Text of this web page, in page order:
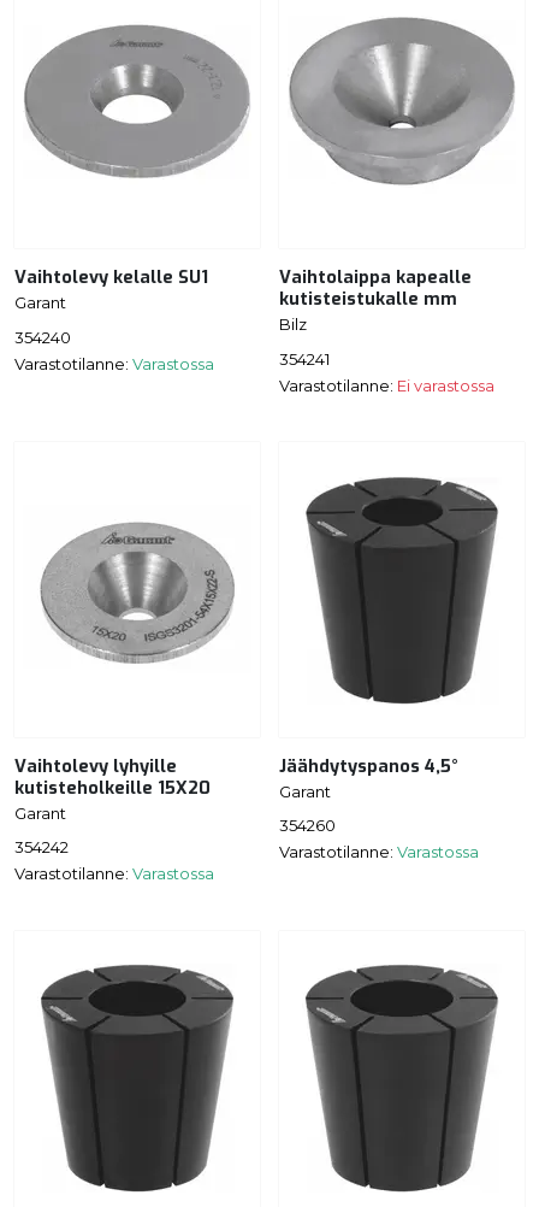
Vaihtolevy kelalle SU1
Garant
354240
Varastotilanne: Varastossa
Vaihtolaippa kapealle
kutisteistukalle mm
Bilz
354241
Varastotilanne: Ei varastossa
Vaihtolevy lyhyille
kutisteholkeille 15X20
Garant
354242
Varastotilanne: Varastossa
Jäähdytyspanos 4,5°
Garant
354260
Varastotilanne: Varastossa